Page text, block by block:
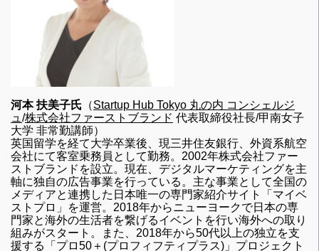
河本 扶美子氏 （Startup Hub Tokyo 丸の内 コンシェルジ
ュ /株式会社ファーストブランド 代表取締役社長/甲南女子
大学 非常勤講師）
英国留学を経て大学卒業後、現三井住友銀行、外資系航空
会社にて客室乗務員として勤務。2002年株式会社ファー
ストブランドを設立。現在、デジタルマーケティングを主
軸に独自の広告事業を行っている。主な事業として全国の
メディアと連携した日本唯一の専門家紹介サイト「マイベ
ストプロ」を運営。2018年からニューヨークで日本の専
門家と海外の生活者を繋げるイベントを行い海外への取り
組みがスタート。また、2018年から50代以上の独立を支
援する「プロ50＋(プロフィフティプラス)」プロジェクト